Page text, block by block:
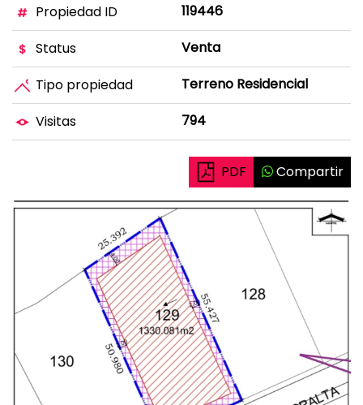
Propiedad ID
119446
Status
Venta
Tipo propiedad
Terreno Residencial
Visitas
794
Compartir
PDF